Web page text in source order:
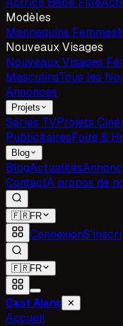
Modèles
Mannequins Femmes
Nouveaux Visages
Nouveaux Visages
MasculinsTous les
Annonces
Projets
Séries TVProjets
PublicitairesFoire &
Blog
BlogActualités
ContactÀ propos de
🇫🇷FR
Connexion
🇫🇷FR
Cast Ajans ✕
Accueil